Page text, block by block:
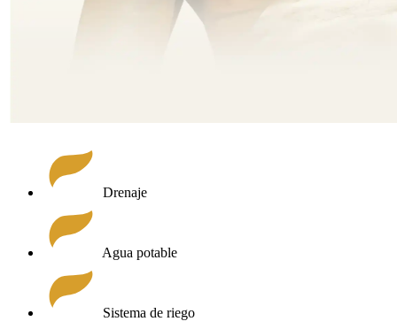
Drenaje
Agua potable
Sistema de riego